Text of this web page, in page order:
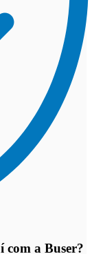
com a Buser?